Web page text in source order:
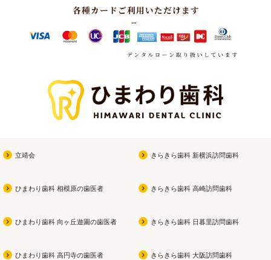
立靖会
ひまわり歯科 相模原の歯医者
ひまわり歯科 向ヶ丘遊園の歯医者
ひまわり歯科 高円寺の歯医者
きらきら歯科 新横浜訪問歯科
きらきら歯科 高崎訪問歯科
きらきら歯科 日暮里訪問歯科
きらきら歯科 大阪訪問歯科